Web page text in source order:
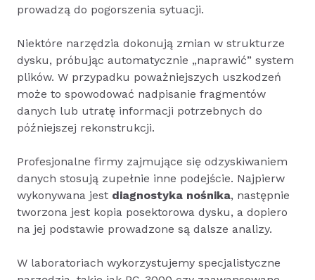
prowadzą do pogorszenia sytuacji.
Niektóre narzędzia dokonują zmian w strukturze
dysku, próbując automatycznie „naprawić” system
plików. W przypadku poważniejszych uszkodzeń
może to spowodować nadpisanie fragmentów
danych lub utratę informacji potrzebnych do
późniejszej rekonstrukcji.
Profesjonalne firmy zajmujące się odzyskiwaniem
danych stosują zupełnie inne podejście. Najpierw
wykonywana jest diagnostyka nośnika, następnie
tworzona jest kopia posektorowa dysku, a dopiero
na jej podstawie prowadzone są dalsze analizy.
W laboratoriach wykorzystujemy specjalistyczne